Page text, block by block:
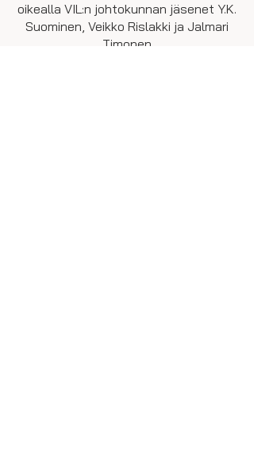
oikealla VIL:n johtokunnan jäsenet Y.K.
Suominen, Veikko Rislakki ja Jalmari
Timonen